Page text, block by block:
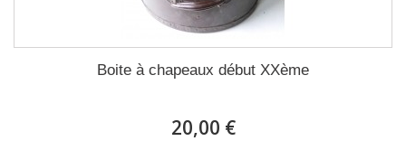
Boite à chapeaux début XXème
20,00 €